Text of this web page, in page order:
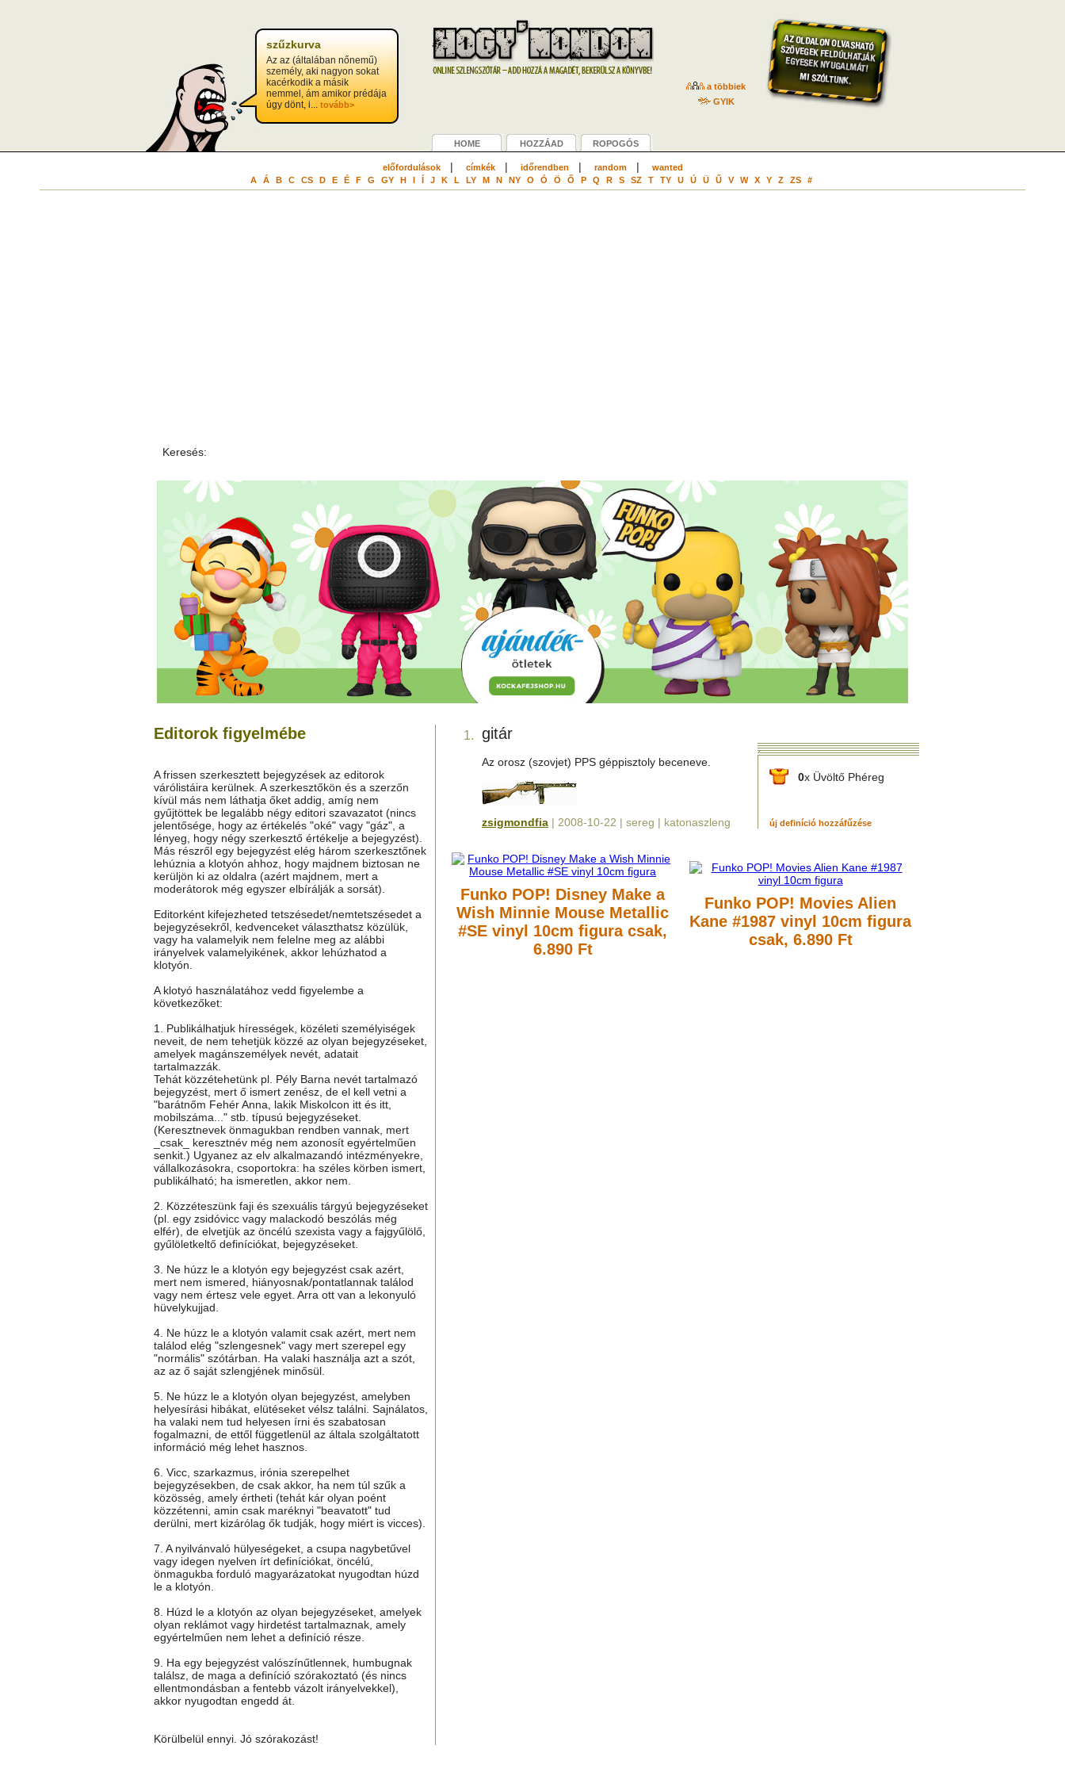
szűzkurva
Az az (általában nőnemű)
személy, aki nagyon sokat
kacérkodik a másik
nemmel, ám amikor prédája
úgy dönt, i... tovább>
a többiek
GYIK
HOME HOZZÁAD ROPOGÓS
előfordulások| címkék| időrendben | random|
wanted
A
Á B C CS D E É F G GY H I Í J K L LY M N NY O Ó Ö Ő P Q R S SZ T TY U Ú Ü Ű V W X Y Z ZS #
Keresés:
Editorok figyelmébe
A frissen szerkesztett bejegyzések az editorok
várólistáira kerülnek. A szerkesztőkön és a szerzőn
kívül más nem láthatja őket addig, amíg nem
gyűjtöttek be legalább négy editori szavazatot (nincs
jelentősége, hogy az értékelés "oké" vagy "gáz", a
lényeg, hogy négy szerkesztő értékelje a bejegyzést).
Más részről egy bejegyzést elég három szerkesztőnek
lehúznia a klotyón ahhoz, hogy majdnem biztosan ne
kerüljön ki az oldalra (azért majdnem, mert a
moderátorok még egyszer elbírálják a sorsát).
Editorként kifejezheted tetszésedet/nemtetszésedet a
bejegyzésekről, kedvenceket választhatsz közülük,
vagy ha valamelyik nem felelne meg az alábbi
irányelvek valamelyikének, akkor lehúzhatod a
klotyón.
A klotyó használatához vedd figyelembe a
következőket:
1. Publikálhatjuk hírességek, közéleti személyiségek
neveit, de nem tehetjük közzé az olyan bejegyzéseket,
amelyek magánszemélyek nevét, adatait
tartalmazzák.
Tehát közzétehetünk pl. Pély Barna nevét tartalmazó
bejegyzést, mert ő ismert zenész, de el kell vetni a
"barátnőm Fehér Anna, lakik Miskolcon itt és itt,
mobilszáma..." stb. típusú bejegyzéseket.
(Keresztnevek önmagukban rendben vannak, mert
_csak_ keresztnév még nem azonosít egyértelműen
senkit.) Ugyanez az elv alkalmazandó intézményekre,
vállalkozásokra, csoportokra: ha széles körben ismert,
publikálható; ha ismeretlen, akkor nem.
2. Közzéteszünk faji és szexuális tárgyú bejegyzéseket
(pl. egy zsidóvicc vagy malackodó beszólás még
elfér), de elvetjük az öncélú szexista vagy a fajgyűlölő,
gyűlöletkeltő definíciókat, bejegyzéseket.
3. Ne húzz le a klotyón egy bejegyzést csak azért,
mert nem ismered, hiányosnak/pontatlannak találod
vagy nem értesz vele egyet. Arra ott van a lekonyuló
hüvelykujjad.
4. Ne húzz le a klotyón valamit csak azért, mert nem
találod elég "szlengesnek" vagy mert szerepel egy
"normális" szótárban. Ha valaki használja azt a szót,
az az ő saját szlengjének minősül.
5. Ne húzz le a klotyón olyan bejegyzést, amelyben
helyesírási hibákat, elütéseket vélsz találni. Sajnálatos,
ha valaki nem tud helyesen írni és szabatosan
fogalmazni, de ettől függetlenül az általa szolgáltatott
információ még lehet hasznos.
6. Vicc, szarkazmus, irónia szerepelhet
bejegyzésekben, de csak akkor, ha nem túl szűk a
közösség, amely értheti (tehát kár olyan poént
közzétenni, amin csak maréknyi "beavatott" tud
derülni, mert kizárólag ők tudják, hogy miért is vicces).
7. A nyilvánvaló hülyeségeket, a csupa nagybetűvel
vagy idegen nyelven írt definíciókat, öncélú,
önmagukba forduló magyarázatokat nyugodtan húzd
le a klotyón.
8. Húzd le a klotyón az olyan bejegyzéseket, amelyek
olyan reklámot vagy hirdetést tartalmaznak, amely
egyértelműen nem lehet a definíció része.
9. Ha egy bejegyzést valószínűtlennek, humbugnak
találsz, de maga a definíció szórakoztató (és nincs
ellentmondásban a fentebb vázolt irányelvekkel),
akkor nyugodtan engedd át.
Körülbelül ennyi. Jó szórakozást!
1. gitár
Az orosz (szovjet) PPS géppisztoly beceneve.
0x Üvöltő Phéreg
zsigmondfia | 2008-10-22 | sereg | katonaszleng új definíció hozzáfűzése
Funko POP! Disney Make a
Wish Minnie Mouse Metallic
#SE vinyl 10cm figuracsak,
6.890 Ft
Funko POP! Movies Alien
Kane #1987 vinyl 10cm figura
csak, 6.890 Ft